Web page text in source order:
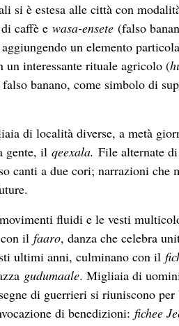
si è estesa alle città con
caffè e wasa-ensete (falso
un elemento
interessante rituale agricolo (
banano, come simbolo di
di località diverse, a metà
gente, il qeexala. File alternate
canti a due cori; narrazioni che
fluidi e le vesti
il faaro, danza che celebra
ultimi anni, culminano con il
gudumaale. Migliaia di
di guerrieri si riuniscono per
di benedizioni: fichee